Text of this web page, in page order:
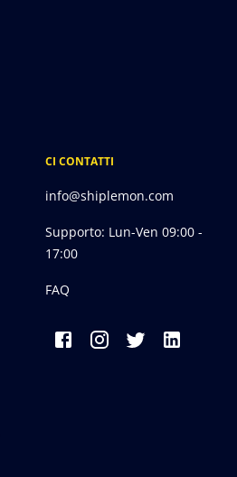
CI CONTATTI
info@shiplemon.com
Supporto: Lun-Ven 09:00 -
17:00
FAQ